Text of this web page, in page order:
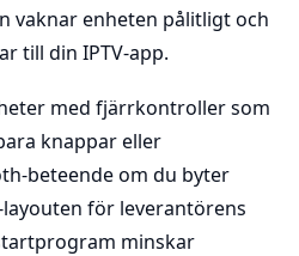
vaknar enheten pålitligt och
till din IPTV-app.
med fjärrkontroller som
knappar eller
beteende om du byter
för leverantörens
minskar